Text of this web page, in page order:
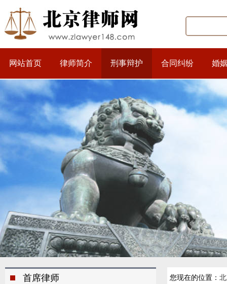
网站首页 律师简介 刑事辩护 合同纠纷 婚
首席律师 您现在的位置：